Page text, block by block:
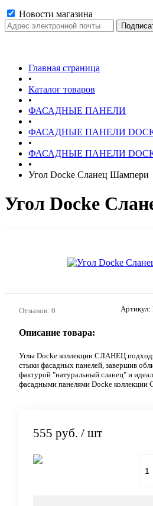
Новости магазина
Главная страница
•
Каталог товаров
•
ФАСАДНЫЕ ПАНЕЛИ
•
ФАСАДНЫЕ ПАНЕЛИ
•
ФАСАДНЫЕ ПАНЕЛИ
•
Угол Docke Сланец Шампери
Угол Docke
Отзывов: 0 Артикул:
Описание товара:
Углы Docke коллекции СЛАНЕЦ
стыки фасадных панелей, завершив
фактурой "натуральный сланец" и
фасадными панелями Docke
555 руб. / шт